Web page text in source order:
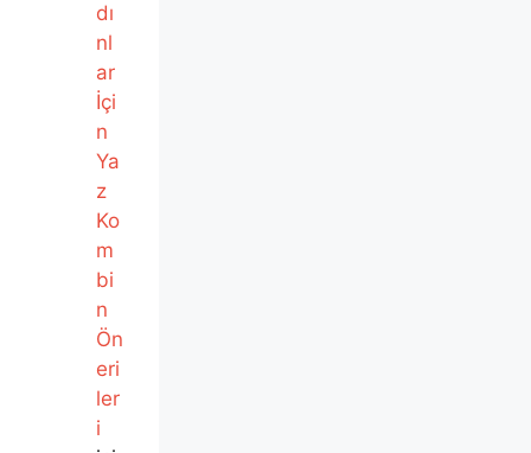
dı
nl
ar
İçi
n
Ya
z
Ko
m
bi
n
Ön
eri
ler
i